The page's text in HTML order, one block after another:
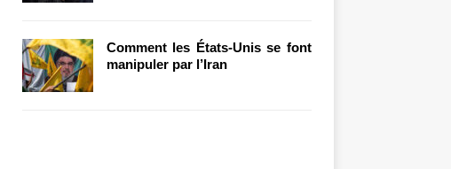
Comment les États-Unis se font
manipuler par l’Iran